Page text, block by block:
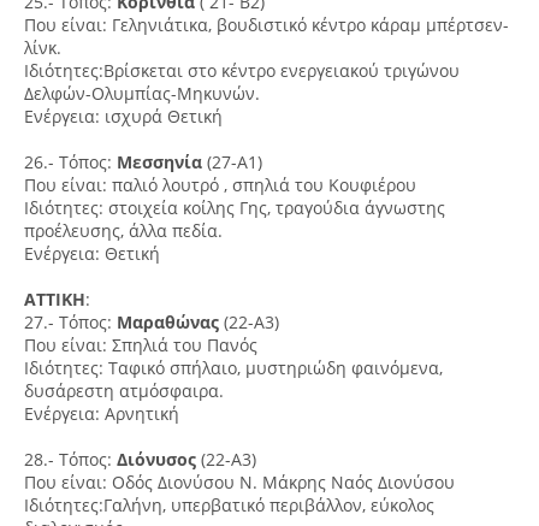
Που είναι: Γεληνιάτικα, βουδιστικό κέντρο κάραμ μπέρτσεν-
λίνκ.
Ιδιότητες:Βρίσκεται στο κέντρο ενεργειακού τριγώνου
Δελφών-Ολυμπίας-Μηκυνών.
Ενέργεια: ισχυρά Θετική
26.- Τόπος: Μεσσηνία (27-Α1)
Που είναι: παλιό λουτρό , σπηλιά του Κουφιέρου
Ιδιότητες: στοιχεία κοίλης Γης, τραγούδια άγνωστης
προέλευσης, άλλα πεδία.
Ενέργεια: Θετική
ΑΤΤΙΚΗ:
27.- Τόπος: Μαραθώνας (22-Α3)
Που είναι: Σπηλιά του Πανός
Ιδιότητες: Ταφικό σπήλαιο, μυστηριώδη φαινόμενα,
δυσάρεστη ατμόσφαιρα.
Ενέργεια: Αρνητική
28.- Τόπος: Διόνυσος (22-Α3)
Που είναι: Οδός Διονύσου Ν. Μάκρης Ναός Διονύσου
Ιδιότητες:Γαλήνη, υπερβατικό περιβάλλον, εύκολος